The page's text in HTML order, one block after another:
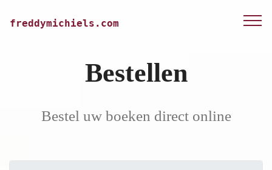
freddymichiels.com
Bestellen
Bestel uw boeken direct online